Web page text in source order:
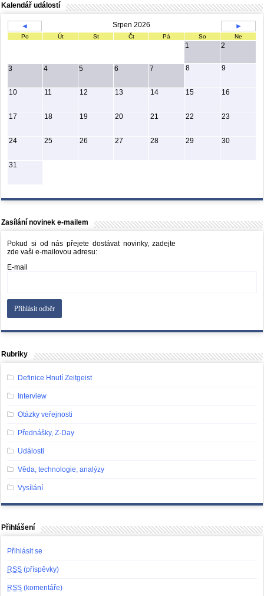
Kalendář událostí
◄ Srpen 2026 ►
Po Út St Čt Pá So Ne
1 2
3 4 5 6 7 8 9
10 11 12 13 14 15 16
17 18 19 20 21 22 23
24 25 26 27 28 29 30
31
Zasílání novinek e-mailem
Pokud si od nás přejete dostávat novinky, zadejte
zde vaši e-mailovou adresu:
E-mail
Rubriky
Definice Hnutí Zeitgeist
Interview
Otázky veřejnosti
Přednášky, Z-Day
Události
Věda, technologie, analýzy
Vysílání
Přihlášení
Přihlásit se
RSS (příspěvky)
RSS (komentáře)